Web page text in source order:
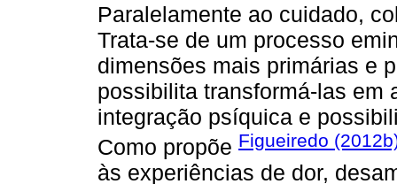
Paralelamente ao cuidado,
Trata-se de um processo
dimensões mais primárias e
possibilita transformá-las em
integração psíquica e
Como propõe Figueiredo
às experiências de dor,